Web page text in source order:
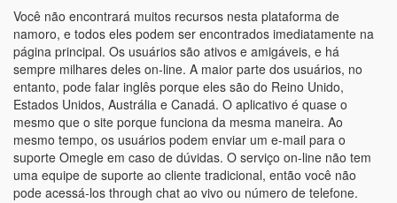
Você não encontrará muitos recursos nesta plataforma de
namoro, e todos eles podem ser encontrados imediatamente na
página principal. Os usuários são ativos e amigáveis, e há
sempre milhares deles on-line. A maior parte dos usuários, no
entanto, pode falar inglês porque eles são do Reino Unido,
Estados Unidos, Austrália e Canadá. O aplicativo é quase o
mesmo que o site porque funciona da mesma maneira. Ao
mesmo tempo, os usuários podem enviar um e-mail para o
suporte Omegle em caso de dúvidas. O serviço on-line não tem
uma equipe de suporte ao cliente tradicional, então você não
pode acessá-los through chat ao vivo ou número de telefone.